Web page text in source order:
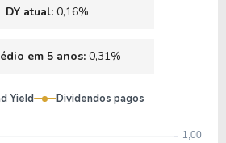
DY atual: 0,16%
em 5 anos: 0,31%
Yield Dividendos pagos